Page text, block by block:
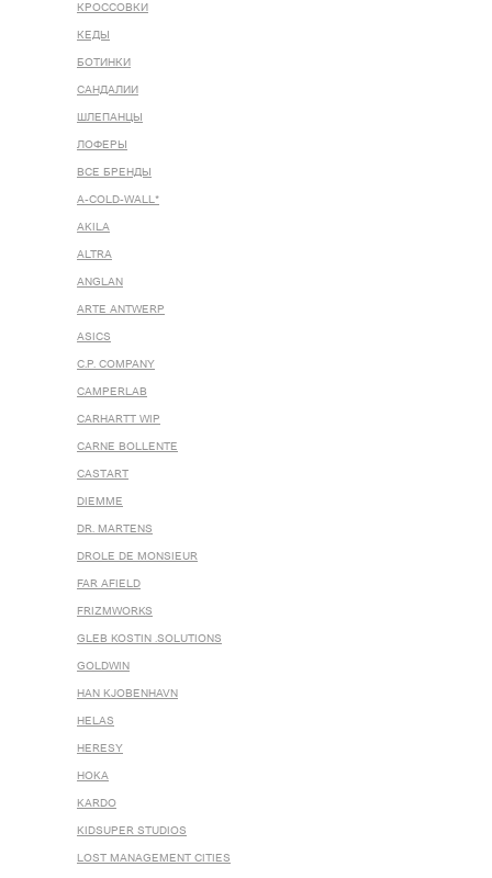
КРОССОВКИ
КЕДЫ
БОТИНКИ
САНДАЛИИ
ШЛЕПАНЦЫ
ЛОФЕРЫ
ВСЕ БРЕНДЫ
A-COLD-WALL*
AKILA
ALTRA
ANGLAN
ARTE ANTWERP
ASICS
C.P. COMPANY
CAMPERLAB
CARHARTT WIP
CARNE BOLLENTE
CASTART
DIEMME
DR. MARTENS
DROLE DE MONSIEUR
FAR AFIELD
FRIZMWORKS
GLEB KOSTIN .SOLUTIONS
GOLDWIN
HAN KJOBENHAVN
HELAS
HERESY
HOKA
KARDO
KIDSUPER STUDIOS
LOST MANAGEMENT CITIES